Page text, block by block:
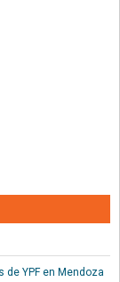
YPF en Mendoza